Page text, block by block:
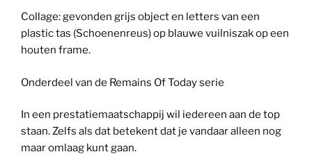
Collage: gevonden grijs object en letters van een
plastic tas (Schoenenreus) op blauwe vuilniszak op een
houten frame.
Onderdeel van de Remains Of Today serie
In een prestatiemaatschappij wil iedereen aan de top
staan. Zelfs als dat betekent dat je vandaar alleen nog
maar omlaag kunt gaan.